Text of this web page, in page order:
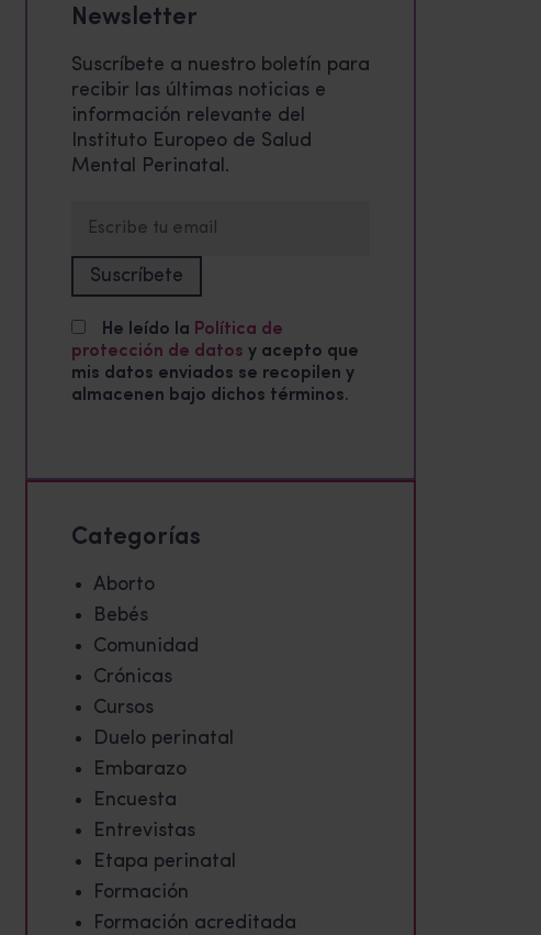
Newsletter
Suscríbete a nuestro boletín para
recibir las últimas noticias e
información relevante del
Instituto Europeo de Salud
Mental Perinatal.
He leído la Política de
protección de datos y acepto que
mis datos enviados se recopilen y
almacenen bajo dichos términos.
Categorías
Aborto
Bebés
Comunidad
Crónicas
Cursos
Duelo perinatal
Embarazo
Encuesta
Entrevistas
Etapa perinatal
Formación
Formación acreditada